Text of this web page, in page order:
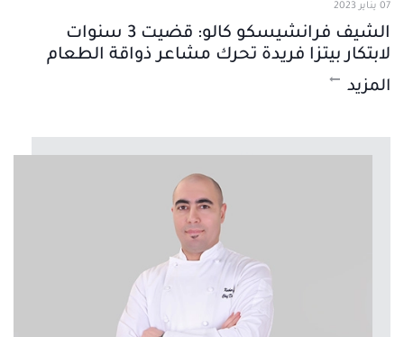
07 يناير 2023
الشيف فرانشيسكو كالو: قضيت 3 سنوات
لابتكار بيتزا فريدة تحرك مشاعر ذواقة الطعام
المزيد